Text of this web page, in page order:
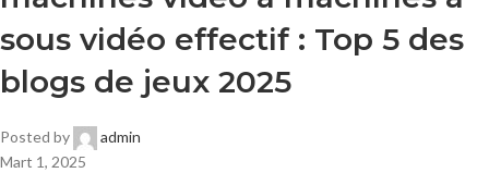
sous vidéo effectif : Top 5 des
blogs de jeux 2025
Posted by
admin
Mart 1, 2025